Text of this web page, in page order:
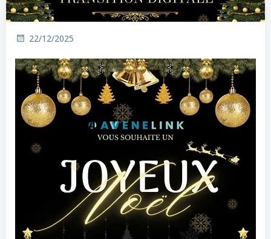
22/12/2025